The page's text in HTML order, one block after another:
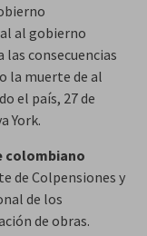
al gobierno
consecuencias
la muerte de al
el país, 27 de
York.
colombiano
de Colpensiones y
de los
de obras.